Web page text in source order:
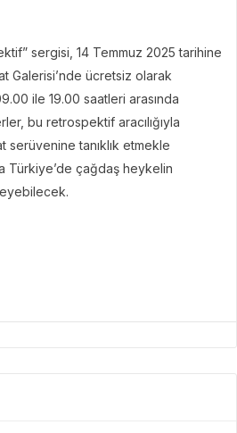
sergisi, 14 Temmuz 2025 tarihine
Galerisi’nde ücretsiz olarak
ile 19.00 saatleri arasında
bu retrospektif aracılığıyla
serüvenine tanıklık etmekle
Türkiye’de çağdaş heykelin